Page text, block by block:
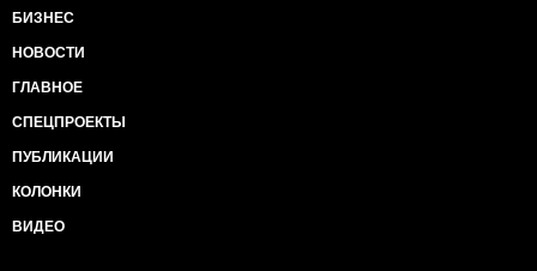
БИЗНЕС
НОВОСТИ
ГЛАВНОЕ
СПЕЦПРОЕКТЫ
ПУБЛИКАЦИИ
КОЛОНКИ
ВИДЕО